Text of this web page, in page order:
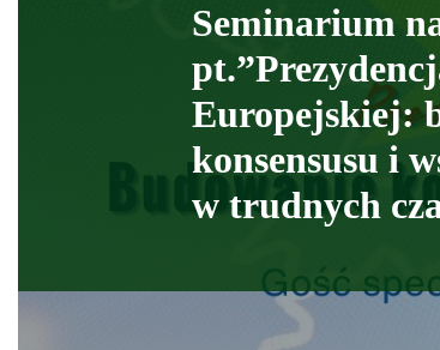
Seminarium
Europejskiej:
konsensusu i
w trudnych